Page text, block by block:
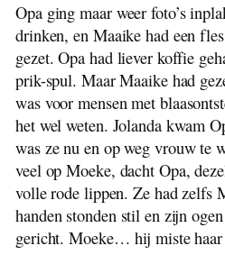
Opa ging maar weer foto’s
drinken, en Maaike had een
gezet. Opa had liever koffie
prik-spul. Maar Maaike had
was voor mensen met
het wel weten. Jolanda kwam
was ze nu en op weg vrouw te
veel op Moeke, dacht Opa,
volle rode lippen. Ze had zelfs
handen stonden stil en zijn
gericht. Moeke… hij miste